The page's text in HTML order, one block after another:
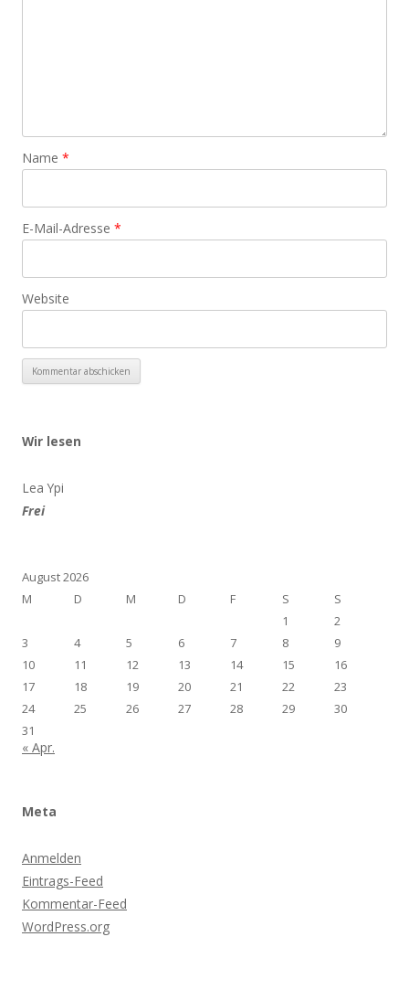
Name *
E-Mail-Adresse *
Website
Wir lesen
Lea Ypi
Frei
August 2026
M
D M D F S
S
1
2
3
4 5 6 7 8
9
10
11 12 13 14 15
16
17
18 19 20 21 22
23
24
25 26 27 28 29
30
31
« Apr.
Meta
Anmelden
Eintrags-Feed
Kommentar-Feed
WordPress.org